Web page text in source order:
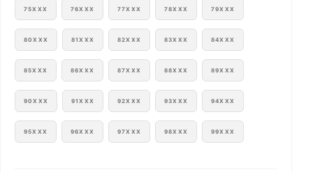
75XXX 76XXX 77XXX 78XXX 79XXX
80XXX 81XXX 82XXX 83XXX 84XXX
85XXX 86XXX 87XXX 88XXX 89XXX
90XXX 91XXX 92XXX 93XXX 94XXX
95XXX 96XXX 97XXX 98XXX 99XXX